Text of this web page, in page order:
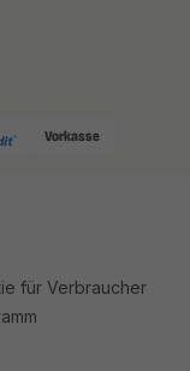
Vorkasse
für Verbraucher